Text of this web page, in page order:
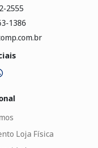
2555
1386
Loja Física